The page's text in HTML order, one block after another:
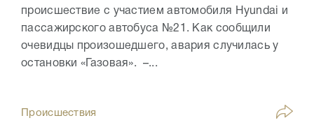
происшествие с участием автомобиля Hyundai и
пассажирского автобуса №21. Как сообщили
очевидцы произошедшего, авария случилась у
остановки «Газовая». –...
Происшествия